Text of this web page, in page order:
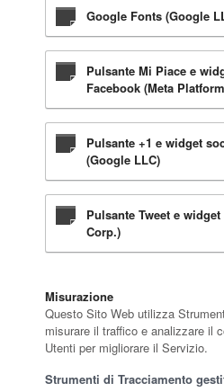
Google Fonts (Google
Pulsante Mi Piace e
Facebook (Meta
Pulsante +1 e widget
(Google LLC)
Pulsante Tweet e
Corp.)
Misurazione
Questo Sito Web utilizza
misurare il traffico e analizzare il
Utenti per migliorare il Servizio.
Strumenti di Tracciamento